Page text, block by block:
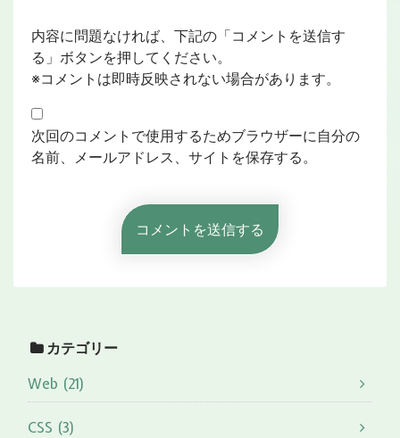
内容に問題なければ、下記の「コメントを送信す
る」ボタンを押してください。
※コメントは即時反映されない場合があります。
次回のコメントで使用するためブラウザーに自分の
名前、メールアドレス、サイトを保存する。
カテゴリー
Web (21)
CSS (3)